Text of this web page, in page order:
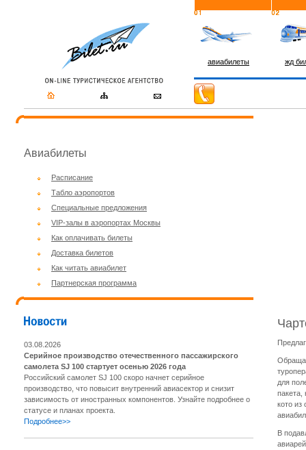
авиабилеты жд
Авиабилеты
Расписание
Табло аэропортов
Специальные предложения
VIP-залы в аэропортах Москвы
Как оплачивать билеты
Доставка билетов
Как читать авиабилет
Партнерская программа
03.08.2026
Серийное производство отечественного пассажирского
самолета SJ 100 стартует осенью 2026 года
Российский самолет SJ 100 скоро начнет серийное
производство, что повысит внутренний авиасектор и снизит
зависимость от иностранных компонентов. Узнайте подробнее о
статусе и планах проекта.
Подробнее>>
для
пакета,
кото из
В